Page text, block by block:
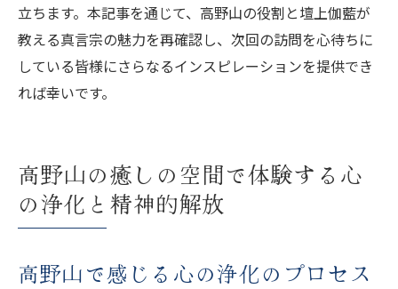
立ちます。本記事を通じて、高野山の役割と壇上伽藍が
教える真言宗の魅力を再確認し、次回の訪問を心待ちに
している皆様にさらなるインスピレーションを提供でき
れば幸いです。
高野山の癒しの空間で体験する心
の浄化と精神的解放
高野山で感じる心の浄化のプロセス